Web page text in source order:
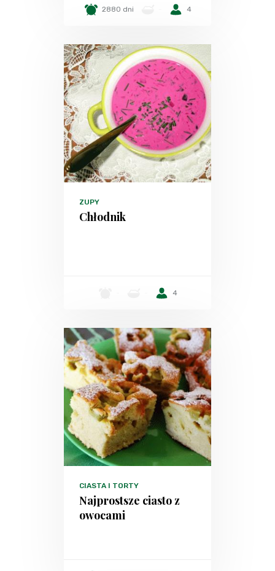
2880 dni 4
ZUPY
Chłodnik
4
CIASTA I TORTY
Najprostsze ciasto z
owocami